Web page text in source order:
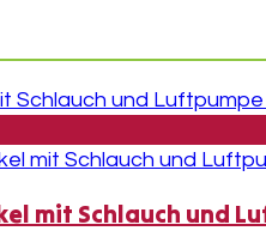
mit Schlauch und